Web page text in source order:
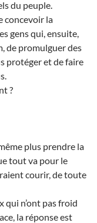
du peuple.
concevoir la
gens qui, ensuite,
de promulguer des
protéger et de faire
?
plus prendre la
tout va pour le
courir, de toute
qui n’ont pas froid
la réponse est